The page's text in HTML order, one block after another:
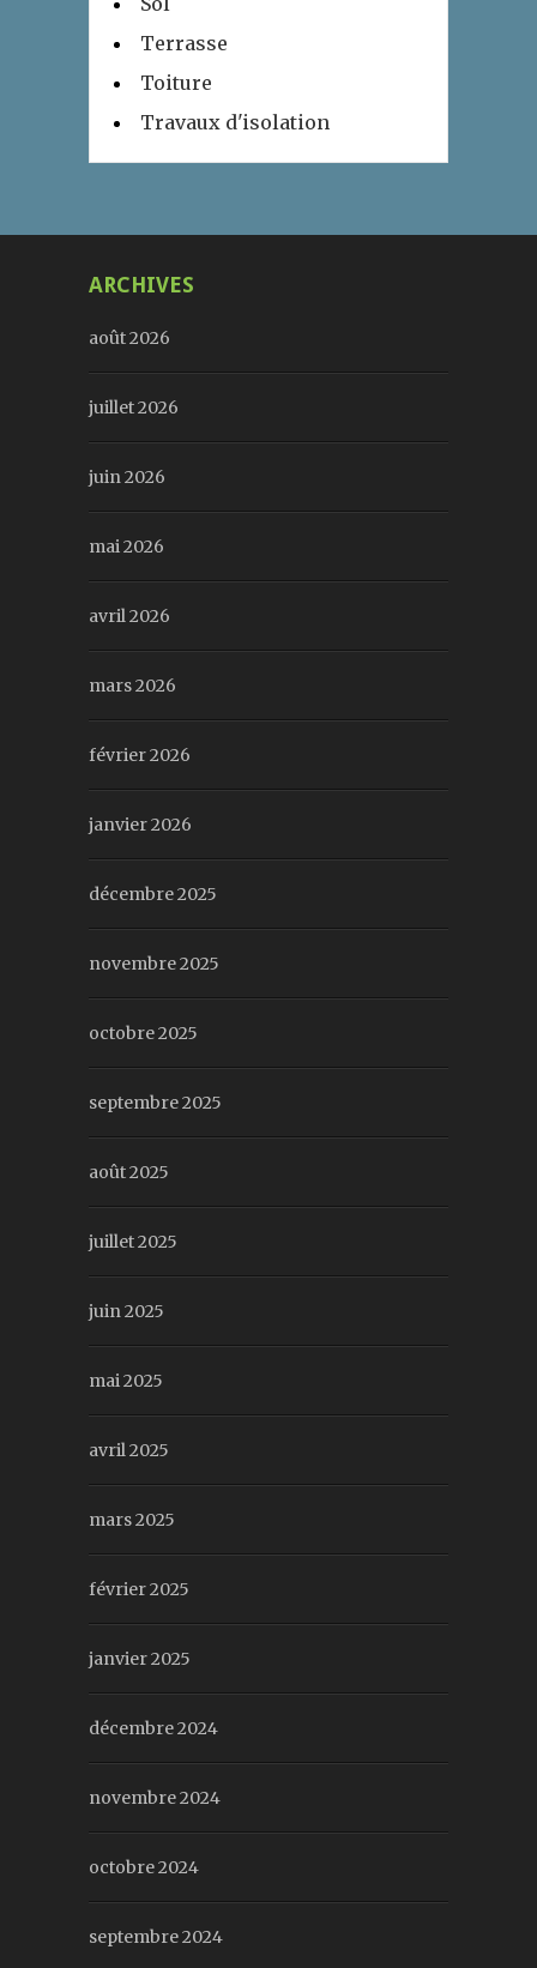
Terrasse
Toiture
Travaux d'isolation
ARCHIVES
août 2026
juillet 2026
juin 2026
mai 2026
avril 2026
mars 2026
février 2026
janvier 2026
décembre 2025
novembre 2025
octobre 2025
septembre 2025
août 2025
juillet 2025
juin 2025
mai 2025
avril 2025
mars 2025
février 2025
janvier 2025
décembre 2024
novembre 2024
octobre 2024
septembre 2024